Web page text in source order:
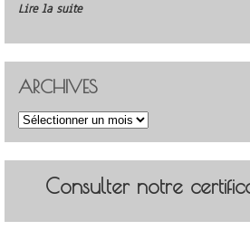
Lire la suite
ARCHIVES
Archives
Consulter notre